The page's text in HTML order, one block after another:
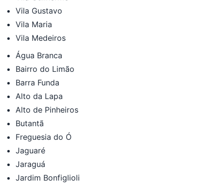
Vila Gustavo
Vila Maria
Vila Medeiros
Água Branca
Bairro do Limão
Barra Funda
Alto da Lapa
Alto de Pinheiros
Butantã
Freguesia do Ó
Jaguaré
Jaraguá
Jardim Bonfiglioli